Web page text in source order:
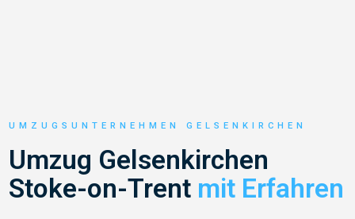
UMZUGSUNTERNEHMEN GELSENKIRCHEN
Umzug Gelsenkirchen
Stoke-on-Trent mit Erfahren